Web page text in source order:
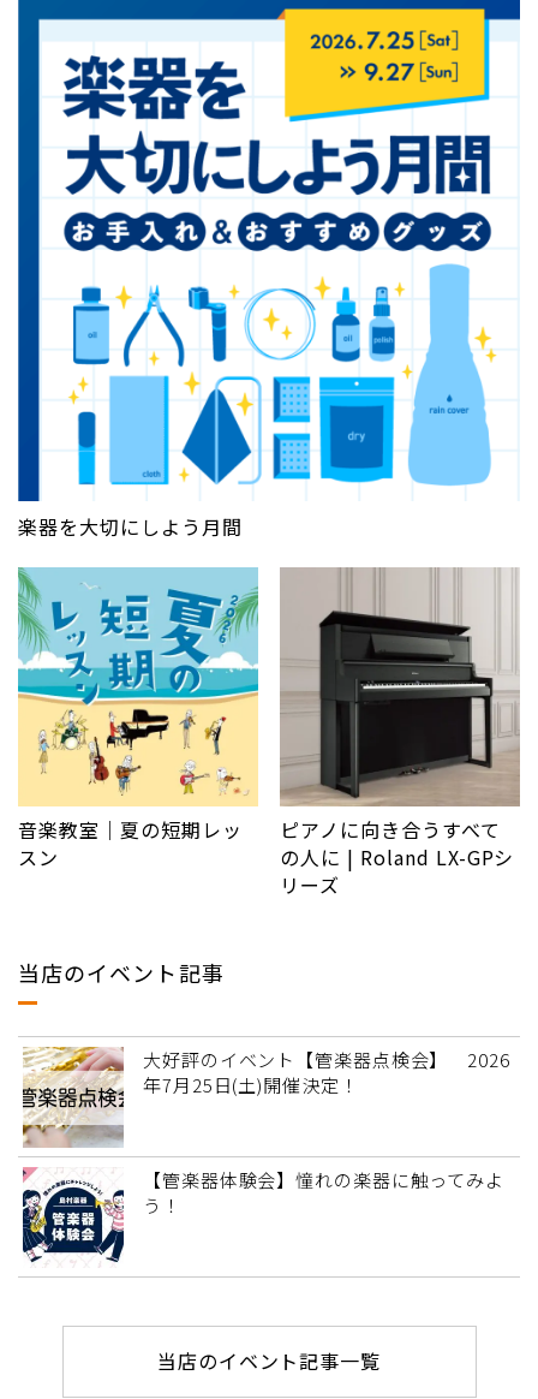
楽器を大切にしよう月間
音楽教室｜夏の短期レッ
スン
ピアノに向き合うすべて
の人に | Roland LX-GPシ
リーズ
当店のイベント記事
大好評のイベント【管楽器点検会】 2026
年7月25日(土)開催決定！
【管楽器体験会】憧れの楽器に触ってみよ
う！
当店のイベント記事一覧